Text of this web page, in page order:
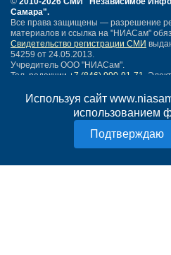
Используя сайт
использованием
Самара".
Все права защищены — разрешение
материалов и ссылка на "НИАСам"
Свидетельство регистрации СМИ
54259 от 24.05.2013.
Учредитель ООО "НИАСам".
Тел. редакции +7 (846) 990-91-71.
Написать письмо
Политика конфиденциальности
18+